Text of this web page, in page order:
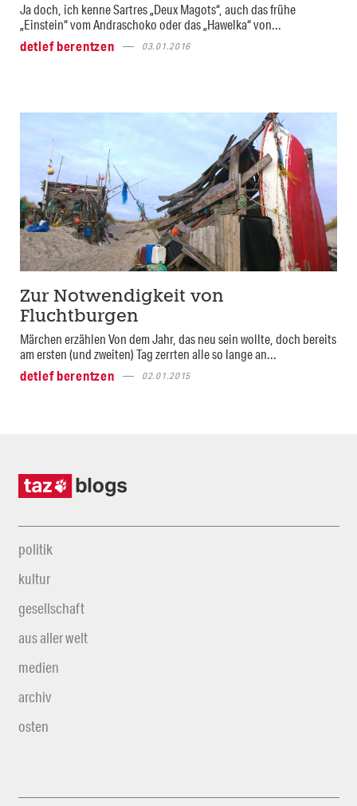
Ja doch, ich kenne Sartres „Deux Magots“, auch das frühe
„Einstein“ vom Andraschoko oder das „Hawelka“ von...
detlef berentzen
03.01.2016
Zur Notwendigkeit von
Fluchtburgen
Märchen erzählen Von dem Jahr, das neu sein wollte, doch bereits
am ersten (und zweiten) Tag zerrten alle so lange an...
detlef berentzen
02.01.2015
politik
kultur
gesellschaft
aus aller welt
medien
archiv
osten